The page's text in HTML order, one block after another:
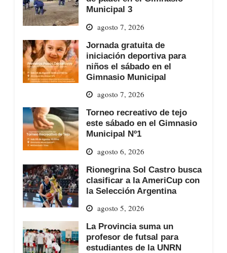
Municipal 3
agosto 7, 2026
Jornada gratuita de
iniciación deportiva para
niños el sábado en el
Gimnasio Municipal
agosto 7, 2026
Torneo recreativo de tejo
este sábado en el Gimnasio
Municipal Nº1
agosto 6, 2026
Rionegrina Sol Castro busca
clasificar a la AmeriCup con
la Selección Argentina
agosto 5, 2026
La Provincia suma un
profesor de futsal para
estudiantes de la UNRN